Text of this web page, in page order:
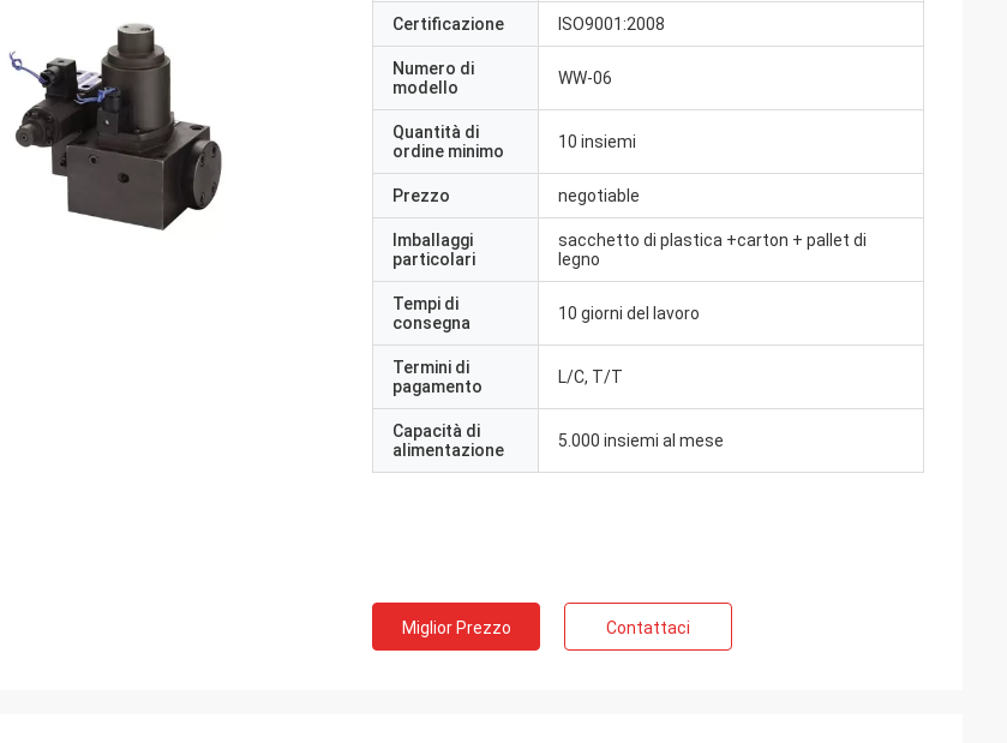
Certificazione ISO9001:2008
Numero di
modello
WW-06
Quantità di
ordine minimo
10 insiemi
Prezzo negotiable
Imballaggi
particolari
sacchetto di plastica +carton + pallet di
legno
Tempi di
consegna
10 giorni del lavoro
Termini di
pagamento
L/C, T/T
Capacità di
alimentazione
5.000 insiemi al mese
Miglior Prezzo Contattaci